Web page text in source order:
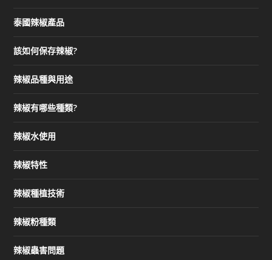
泰國辣椒產品
該如何保存辣椒?
辣椒品種與用途
辣椒有哪些種類?
辣椒水使用
辣椒特性
辣椒種植技術
辣椒粉種類
辣椒蟲害問題